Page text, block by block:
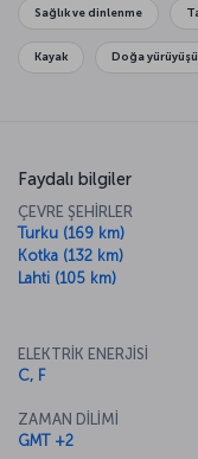
ve bırakın Helsinki sizi
Sağlık ve dinlenme
Kayak Doğa yürüyüşü
Faydalı bilgiler
ÇEVRE ŞEHİRLER
Turku (169 km)
Kotka (132 km)
Lahti (105 km)
ELEKTRİK ENERJİSİ
C, F
ZAMAN DİLİMİ
GMT +2